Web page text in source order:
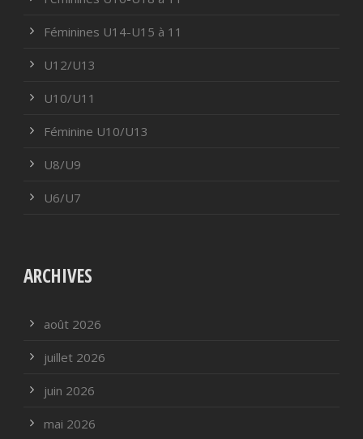
Féminines U14-U15 à 11
U12/U13
U10/U11
Féminine U10/U13
U8/U9
U6/U7
ARCHIVES
août 2026
juillet 2026
juin 2026
mai 2026